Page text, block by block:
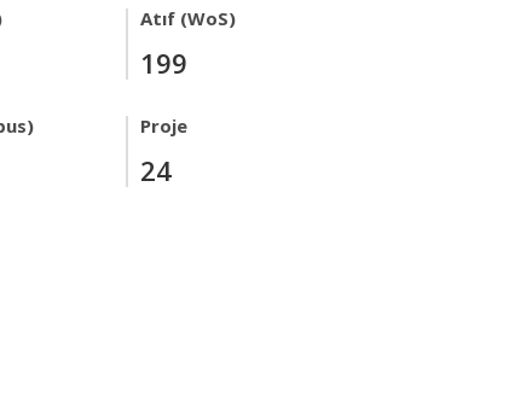
Atıf (WoS)
199
Proje
24